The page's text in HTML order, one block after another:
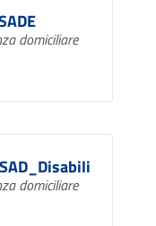
domiciliare
domiciliare